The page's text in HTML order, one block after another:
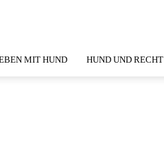
MIT HUND HUND UND RECHT